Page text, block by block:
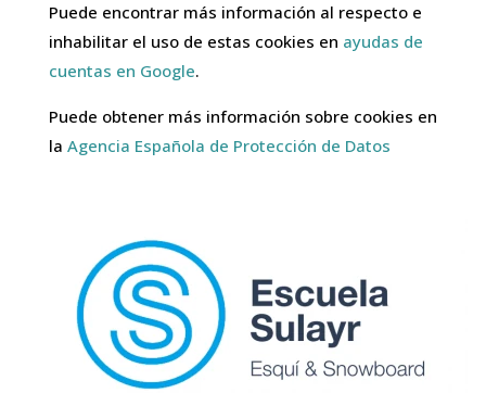
Puede encontrar más información al respecto e
inhabilitar el uso de estas cookies en ayudas de
cuentas en Google.
Puede obtener más información sobre cookies en
la Agencia Española de Protección de Datos